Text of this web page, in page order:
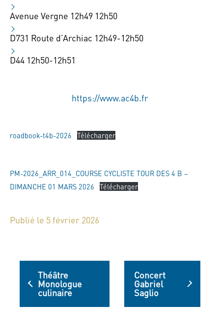
Avenue Vergne 12h49 12h50
D731 Route d’Archiac 12h49-12h50
D44 12h50-12h51
https://www.ac4b.fr
roadbook-t4b-2026 Télécharger
PM-2026_ARR_014_COURSE CYCLISTE TOUR DES 4 B –
DIMANCHE 01 MARS 2026
Télécharger
Publié le 5 février 2026
Théâtre
Monologue
culinaire
Concert
Gabriel
Saglio